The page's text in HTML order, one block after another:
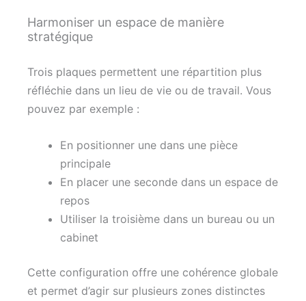
Harmoniser un espace de manière
stratégique
Trois plaques permettent une répartition plus
réfléchie dans un lieu de vie ou de travail. Vous
pouvez par exemple :
En positionner une dans une pièce
principale
En placer une seconde dans un espace de
repos
Utiliser la troisième dans un bureau ou un
cabinet
Cette configuration offre une cohérence globale
et permet d’agir sur plusieurs zones distinctes